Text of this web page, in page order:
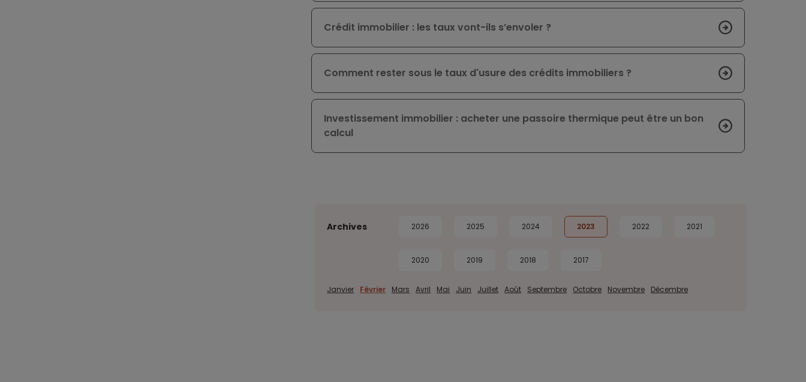
Crédit immobilier : les taux vont-ils s’envoler ?
Comment rester sous le taux d'usure des crédits immobiliers ?
Investissement immobilier : acheter une passoire thermique peut être un bon
calcul
Archives 2026 2025 2024 2023 2022 2021
2020 2019 2018 2017
Janvier Février Mars Avril Mai Juin Juillet Août Septembre Octobre Novembre Décembre